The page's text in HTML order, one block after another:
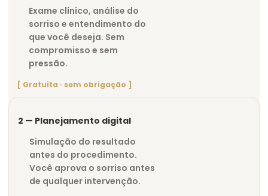
Exame clínico, análise do
sorriso e entendimento do
que você deseja. Sem
compromisso e sem
pressão.
[ Gratuita · sem obrigação ]
2 — Planejamento digital
Simulação do resultado
antes do procedimento.
Você aprova o sorriso antes
de qualquer intervenção.